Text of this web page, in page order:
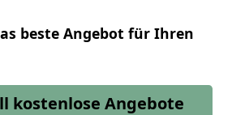
beste Angebot für Ihren
kostenlose Angebote